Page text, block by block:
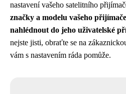
nastavení vašeho satelitního
značky a modelu vašeho
nahlédnout do jeho uživatelské
nejste jisti, obraťte se na
vám s nastavením ráda pomůže.